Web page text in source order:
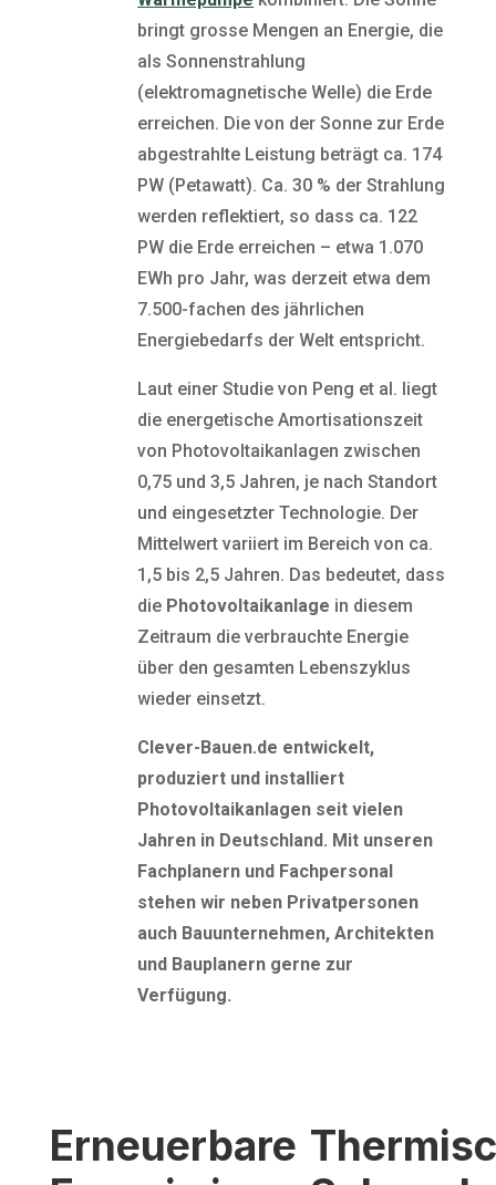
bringt grosse Mengen an Energie, die
als Sonnenstrahlung
(elektromagnetische Welle) die Erde
erreichen. Die von der Sonne zur Erde
abgestrahlte Leistung beträgt ca. 174
PW (Petawatt). Ca. 30 % der Strahlung
werden reflektiert, so dass ca. 122
PW die Erde erreichen – etwa 1.070
EWh pro Jahr, was derzeit etwa dem
7.500-fachen des jährlichen
Energiebedarfs der Welt entspricht.
Laut einer Studie von Peng et al. liegt
die energetische Amortisationszeit
von Photovoltaikanlagen zwischen
0,75 und 3,5 Jahren, je nach Standort
und eingesetzter Technologie. Der
Mittelwert variiert im Bereich von ca.
1,5 bis 2,5 Jahren. Das bedeutet, dass
die Photovoltaikanlage in diesem
Zeitraum die verbrauchte Energie
über den gesamten Lebenszyklus
wieder einsetzt.
Clever-Bauen.de entwickelt,
produziert und installiert
Photovoltaikanlagen seit vielen
Jahren in Deutschland. Mit unseren
Fachplanern und Fachpersonal
stehen wir neben Privatpersonen
auch Bauunternehmen, Architekten
und Bauplanern gerne zur
Verfügung.
Erneuerbare